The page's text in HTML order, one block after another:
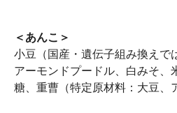
＜あんこ＞
小豆（国産・遺伝子組み換えで
アーモンドプードル、白みそ、
糖、重曹（特定原材料：大豆、